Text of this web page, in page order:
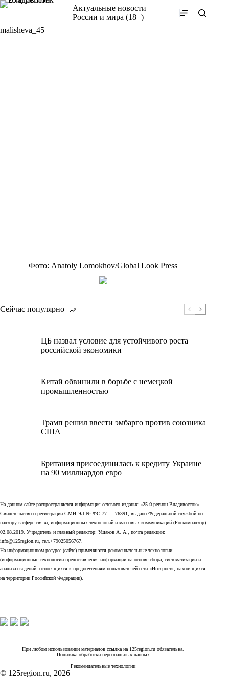
Перейти
Актуальные новости
России и мира (18+)
malisheva_45
Фото: Anatoly Lomokhov/Global Look Press
Сейчас популярно
ЦБ назвал условие для устойчивого роста
российской экономики
Китай обвинили в борьбе с немецкой
промышленностью
Трамп решил ввести эмбарго против союзника
США
Британия присоединилась к кредиту Украине
на 90 миллиардов евро
На данном сайте распространяется информация сетевого издания «25-й регион Владивосток».
Свидетельство о регистрации СМИ ЭЛ № ФС 77 — 76391, выдано Федеральной службой по
надзору в сфере связи, информационных технологий и массовых коммуникаций (Роскомнадзор)
02.08.2019. Учредитель и главный редактор: Ушаков А. А., почта редакции:
info@125region.ru, тел.+79025056767.
На информационном ресурсе (сайте) применяются рекомендательные технологии
(информационные технологии предоставления информации на основе сбора, систематизации и
анализа сведений, относящихся к предпочтениям пользователей сети «Интернет», находящихся
на территории Российской Федерации).
При любом использовании материалов ссылка на 125region.ru обязательна.
Политика обработки персональных данных
Рекомендательные технологии
© 125region.ru, 2026